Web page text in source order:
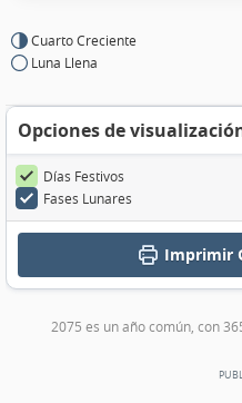
Cuarto Creciente
Luna Llena
Opciones de
Días Festivos
Fases Lunares
Imprimir
2075 es un año común, con